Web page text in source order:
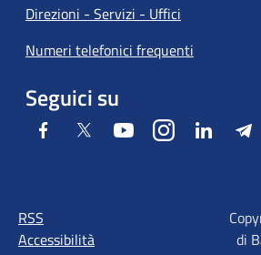
Direzioni - Servizi - Uffici
Numeri telefonici frequenti
Seguici su
Facebook Twitter YoutubeInstagramLinkedIn
RSS
Accessibilità
di